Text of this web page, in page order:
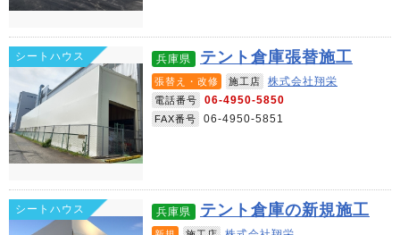
シートハウス 兵庫県 テント倉庫張替施工
張替え・改修 施工店 株式会社翔栄
電話番号 06-4950-5850
FAX番号 06-4950-5851
シートハウス 兵庫県 テント倉庫の新規施工